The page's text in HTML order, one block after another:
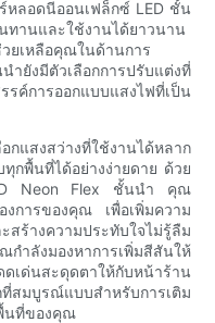
หลอดนีออนเฟล็กซ์ LED ชั้น
านและใช้งานได้ยาวนาน
ยเหลือคุณในด้านการ
ยังมีตัวเลือกการปรับแต่งที่
ารออกแบบแสงไฟที่เป็น
แสงสว่างที่ใช้งานได้หลาก
กพื้นที่ได้อย่างง่ายดาย ด้วย
Neon Flex ชั้นนำ คุณ
งการของคุณ เพื่อเพิ่มความ
ร้างความประทับใจไม่รู้ลืม
ำลังมองหาการเพิ่มสีสันให้
เด่นสะดุดตาให้กับหน้าร้าน
สมบูรณ์แบบสำหรับการเติม
นที่ของคุณ